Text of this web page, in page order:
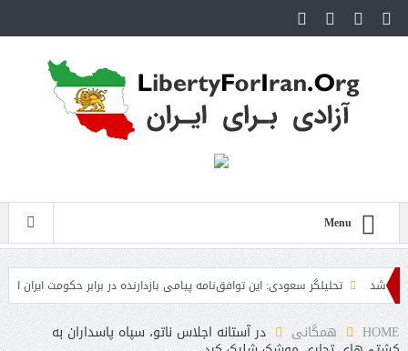
Menu
تحلیلگر سعودی: این توافق‌نامه پیامی بازدارنده در برابر حکومت ایران است
HOME همگانی در آستانه اجلاس ناتو، سپاه پاسداران به